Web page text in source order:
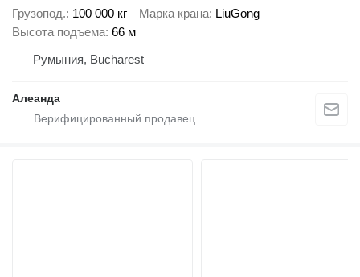
Грузопод. 100 000 кг Марка крана LiuGong
Высота подъема 66 м
Румыния, Bucharest
Алеанда